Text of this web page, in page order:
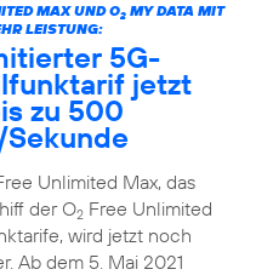
MAX UND O2MY DATA MIT
LEISTUNG:
5G-
jetzt
zu 500
Unlimited Max, das
der O2Free Unlimited
wird jetzt noch
Ab dem 5. Mai 2021